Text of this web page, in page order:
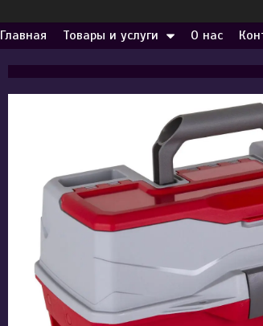
Главная Товары и услуги О нас